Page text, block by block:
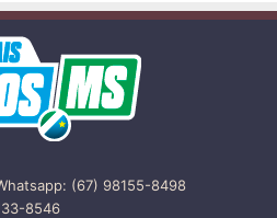
(67) 98155-8498
8546